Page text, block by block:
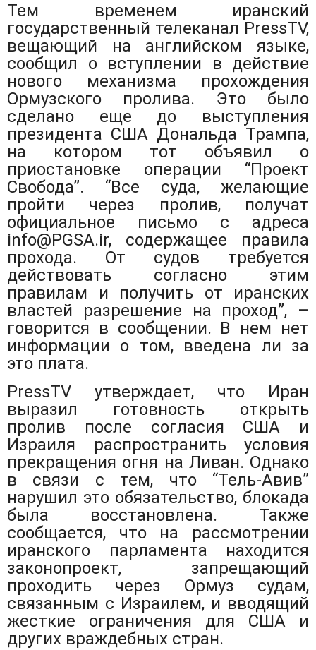
Тем временем иранский
государственный телеканал PressTV,
вещающий на английском языке,
сообщил о вступлении в действие
нового механизма прохождения
Ормузского пролива. Это было
сделано еще до выступления
президента США Дональда Трампа,
на котором тот объявил о
приостановке операции “Проект
Свобода”. “Все суда, желающие
пройти через пролив, получат
официальное письмо с адреса
info@PGSA.ir, содержащее правила
прохода. От судов требуется
действовать согласно этим
правилам и получить от иранских
властей разрешение на проход”, –
говорится в сообщении. В нем нет
информации о том, введена ли за
это плата.
PressTV утверждает, что Иран
выразил готовность открыть
пролив после согласия США и
Израиля распространить условия
прекращения огня на Ливан. Однако
в связи с тем, что “Тель-Авив”
нарушил это обязательство, блокада
была восстановлена. Также
сообщается, что на рассмотрении
иранского парламента находится
законопроект, запрещающий
проходить через Ормуз судам,
связанным с Израилем, и вводящий
жесткие ограничения для США и
других враждебных стран.